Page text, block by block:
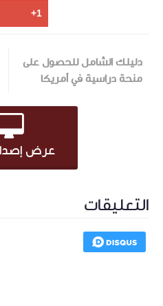
دليلك الشامل للحصول على
منحة دراسية في أمريكا
عرض
التعليقات